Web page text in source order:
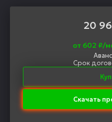
20
от 602 ₽/
Срок
Скачать